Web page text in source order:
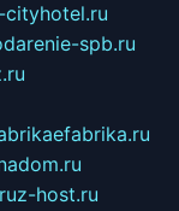
cityhotel.ru
spb.ru
z-host.ru